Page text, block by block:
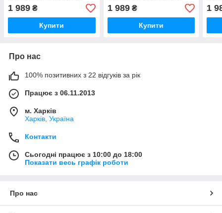
1 989 ₴
Купити
1 989₴
Купити
1
Про нас
100% позитивних з 22 відгуків за рік
Працює з 06.11.2013
м. Харків
Харків, Україна
Контакти
Сьогодні працює з 10:00 до 18:00
Показати весь графік роботи
Про нас